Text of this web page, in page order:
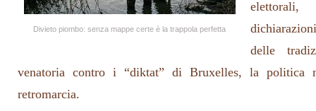
Divieto piombo: senza mappe certe è la trappola perfetta
delle
venatoria contro i “diktat” di Bruxelles, la politica
retromarcia.